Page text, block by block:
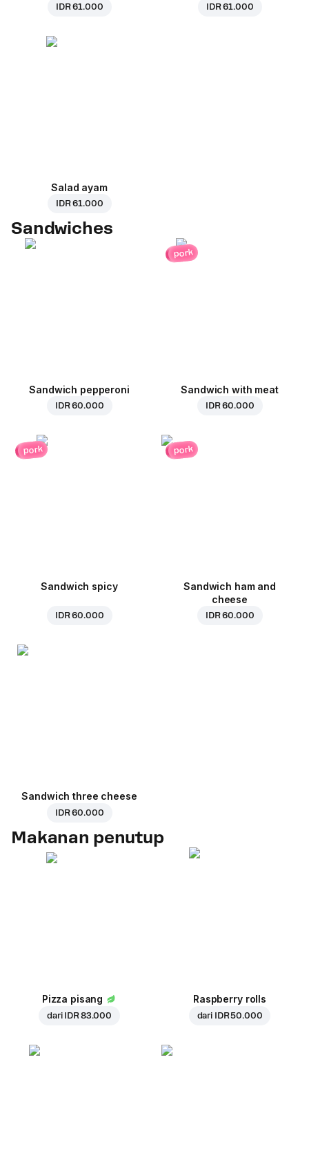
IDR 61.000 IDR 61.000
Salad ayam
IDR 61.000
Sandwiches
Sandwich pepperoni
IDR 60.000
pork
Sandwich with meat
IDR 60.000
pork
Sandwich spicy
IDR 60.000
pork
Sandwich ham and
cheese
IDR 60.000
Sandwich three cheese
IDR 60.000
Makanan penutup
Pizza pisang
dari IDR 83.000
Raspberry rolls
dari IDR 50.000